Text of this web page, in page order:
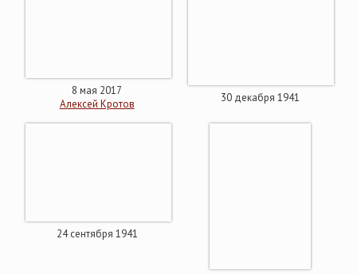
8 мая 2017
Алексей Кротов
30 декабря 1941
24 сентября 1941